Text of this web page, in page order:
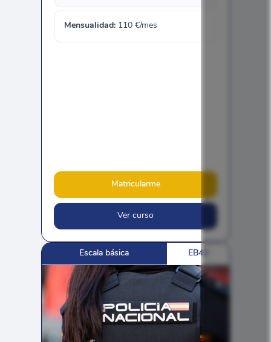
Mensualidad: 110 €/mes
Matricularme
Ver curso
Escala básica EB43